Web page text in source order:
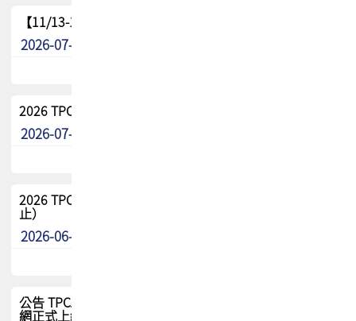
【11/13-15】2026 TPCA 百岳登頂_南橫三星
2026-07-22
2026 TPCA中南區會員問卷暨7/31交流餐敘報名
2026-07-08
2026 TPCA健康盃保齡球聯誼賽 熱烈報名中（8/3報名截
止）
2026-06-29
公告 TPCA 台灣電路板協會官網將迎來新面貌，7/1 新官
網正式上線！